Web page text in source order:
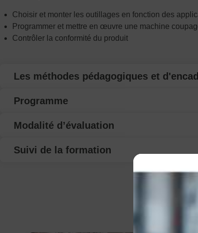
Choisir et monter les outillages en fonction des
Programmer et mettre en œuvre une machine
Contrôler la conformité du produit
Les méthodes pédagogiques et
Programme
Modalité d’évaluation
Suivi de la formation